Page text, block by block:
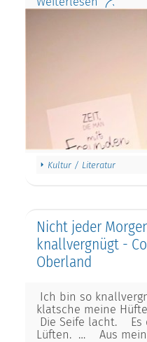
Kultur / Literatur
Nicht jeder
knallvergnügt -
Oberland
Ich bin so
klatsche meine
Die Seife lacht. Es
Lüften. … Aus